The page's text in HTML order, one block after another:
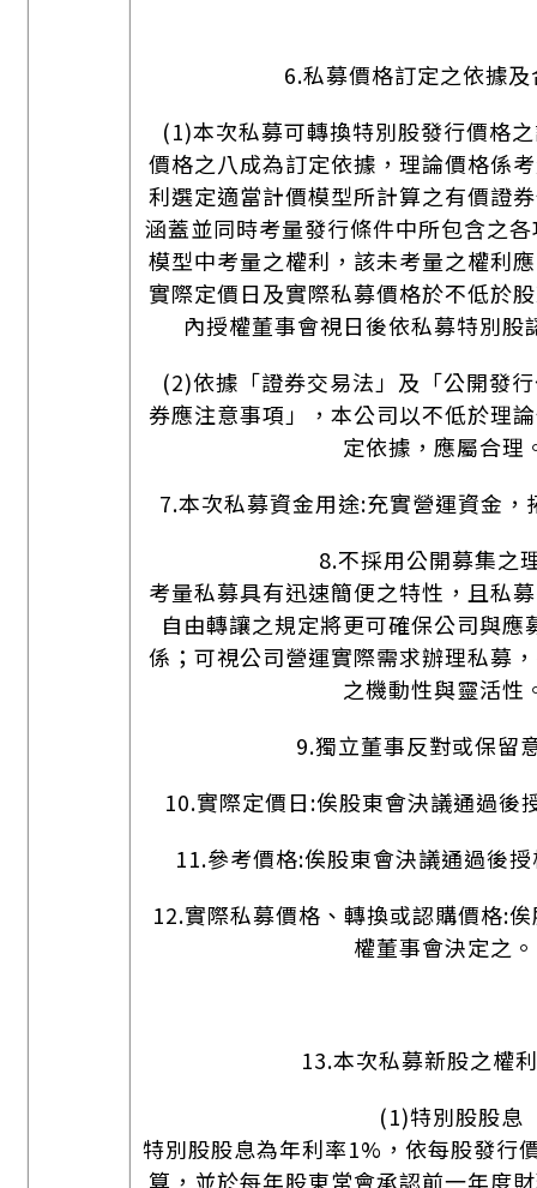
6.私募價格訂定之依據
(1)本次私募可轉換特別股發行價格
價格之八成為訂定依據，理論價格係
利選定適當計價模型所計算之有價證
涵蓋並同時考量發行條件中所包含之
模型中考量之權利，該未考量之權利
實際定價日及實際私募價格於不低於
內授權董事會視日後依私募特別股
(2)依據「證券交易法」及「公開發
券應注意事項」，本公司以不低於理
定依據，應屬合理
7.本次私募資金用途:充實營運資金，
8.不採用公開募集之
考量私募具有迅速簡便之特性，且私
自由轉讓之規定將更可確保公司與應
係；可視公司營運實際需求辦理私募
之機動性與靈活性
9.獨立董事反對或保留
10.實際定價日:俟股東會決議通過後
11.參考價格:俟股東會決議通過後
12.實際私募價格、轉換或認購價格:
權董事會決定之。
13.本次私募新股之權
(1)特別股股息
特別股股息為年利率1%，依每股發行
算，並於每年股東常會承認前一年度